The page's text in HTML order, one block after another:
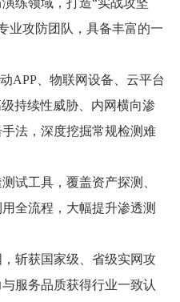
业攻防团队，具备丰富的一
APP、物联网设备、云平台
持续性威胁、内网横向渗
法，深度挖掘常规检测难
试工具，覆盖资产探测、
全流程，大幅提升渗透测
斩获国家级、省级实网攻
服务品质获得行业一致认